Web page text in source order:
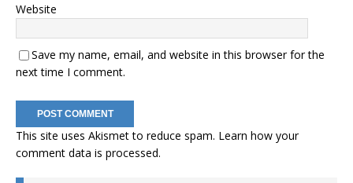
Website
Save my name, email, and website in this browser for the
next time I comment.
This site uses Akismet to reduce spam. Learn how your
comment data is processed.